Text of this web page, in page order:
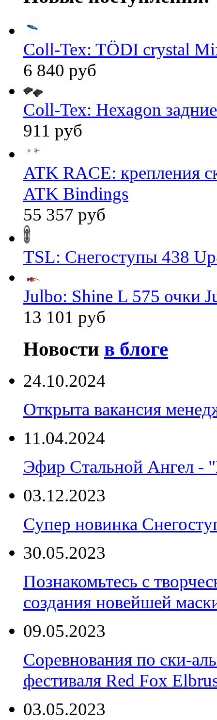
Coll-Tex: TÖDI crystal
6 840 руб
Coll-Tex: Hexagon
911 руб
ATK RACE: крепления
ATK Bindings
55 357 руб
TSL: Снегоступы 438
Julbo: Shine L 575 очки
13 101 руб
Новости в блоге
24.10.2024
Открыта вакансия
11.04.2024
Эфир Стальной Ангел -
03.12.2023
Супер новинка
30.05.2023
Познакомьтесь с
создания новейшей
09.05.2023
Соревнования по ски-
фестиваля Red Fox
03.05.2023